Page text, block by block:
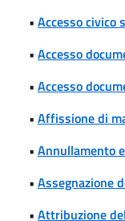
• Accesso civico
• Accesso
• Accesso
• Affissione di
• Annullamento
• Assegnazione
• Attribuzione